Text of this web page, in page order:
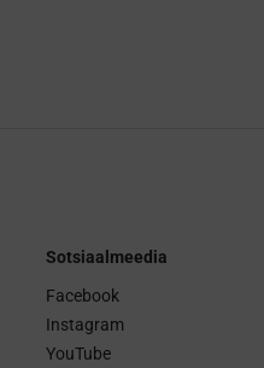
Sotsiaalmeedia
Facebook
Instagram
YouTube